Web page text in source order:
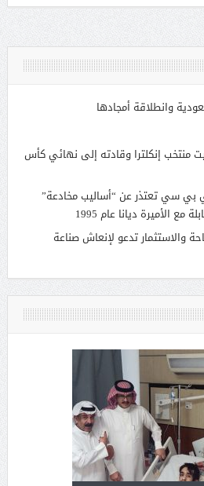
وانطلاقة أمجادها
إنكلترا وقادته إلى نهائي كأس
بي سي تعتذر عن “أساليب مخادعة”
الأميرة ديانا عام 1995
والاستثمار تدعو لإنعاش صناعة